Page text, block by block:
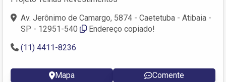
Av. Jerônimo de Camargo, 5874 - Caetetuba - Atibaia -
SP - 12951-540
Endereço copiado!
(11) 4411-8236
Mapa Comente